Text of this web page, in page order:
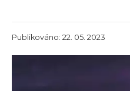
Publikováno: 22. 05. 2023